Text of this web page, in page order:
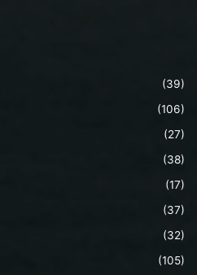
(39)
(106)
(27)
(38)
(17)
(37)
(32)
(105)